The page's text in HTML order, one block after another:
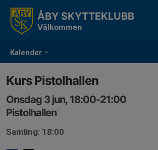
Kalender
ÅBY SKYTTEKLUBB
Välkommen
Kurs Pistolhallen
Onsdag 3 jun, 18:00-21:00
Pistolhallen
Samling: 18:00